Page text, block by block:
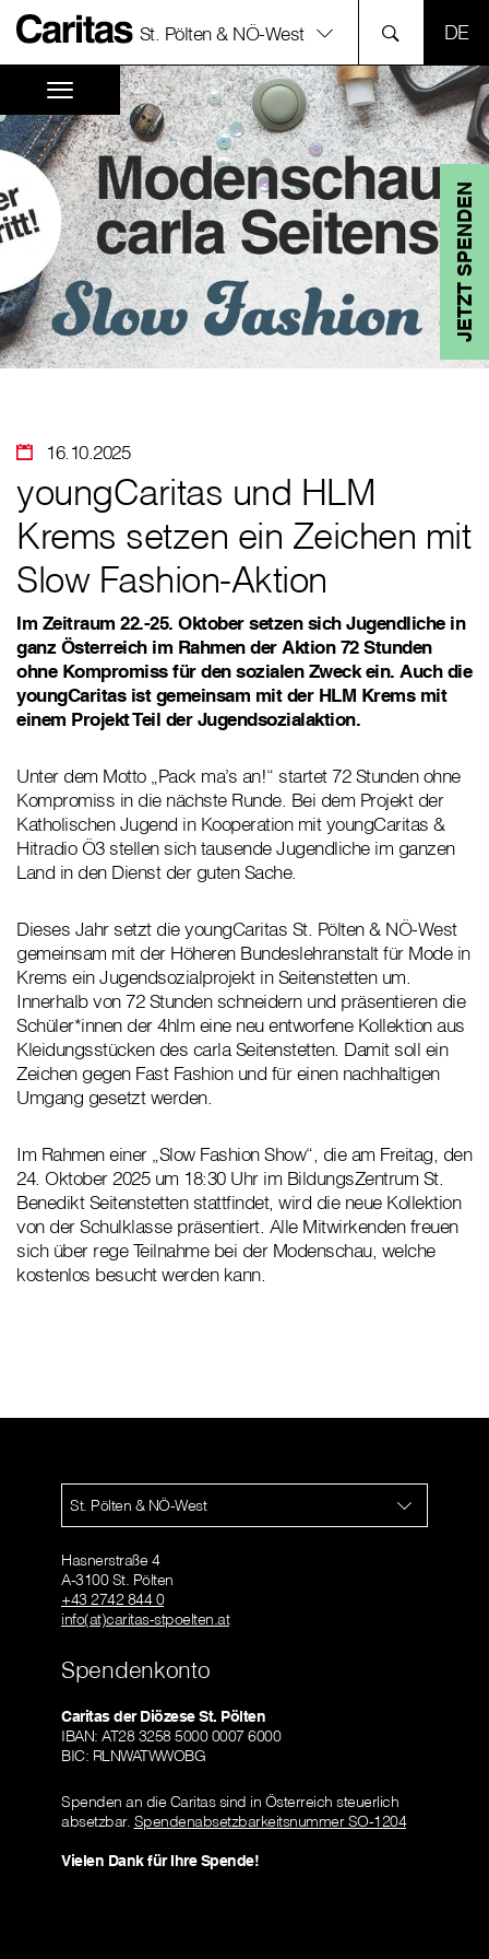
St. Pölten & NÖ-West
JETZT SPENDEN
16.10.2025
youngCaritas und HLM
Krems setzen ein Zeichen mit
Slow Fashion-Aktion
Im Zeitraum 22.-25. Oktober setzen sich Jugendliche in
ganz Österreich im Rahmen der Aktion 72 Stunden
ohne Kompromiss für den sozialen Zweck ein. Auch die
youngCaritas ist gemeinsam mit der HLM Krems mit
einem Projekt Teil der Jugendsozialaktion.
Unter dem Motto „Pack ma’s an!“ startet 72 Stunden ohne
Kompromiss in die nächste Runde. Bei dem Projekt der
Katholischen Jugend in Kooperation mit youngCaritas &
Hitradio Ö3 stellen sich tausende Jugendliche im ganzen
Land in den Dienst der guten Sache.
Dieses Jahr setzt die youngCaritas St. Pölten & NÖ-West
gemeinsam mit der Höheren Bundeslehranstalt für Mode in
Krems ein Jugendsozialprojekt in Seitenstetten um.
Innerhalb von 72 Stunden schneidern und präsentieren die
Schüler*innen der 4hlm eine neu entworfene Kollektion aus
Kleidungsstücken des carla Seitenstetten. Damit soll ein
Zeichen gegen Fast Fashion und für einen nachhaltigen
Umgang gesetzt werden.
Im Rahmen einer „Slow Fashion Show“, die am Freitag, den
24. Oktober 2025 um 18:30 Uhr im BildungsZentrum St.
Benedikt Seitenstetten stattfindet, wird die neue Kollektion
von der Schulklasse präsentiert. Alle Mitwirkenden freuen
sich über rege Teilnahme bei der Modenschau, welche
kostenlos besucht werden kann.
St. Pölten & NÖ-West
Hasnerstraße 4
A-3100 St. Pölten
+43 2742 844 0
info(at)caritas-stpoelten.at
Spendenkonto
Caritas der Diözese St. Pölten
IBAN: AT28 3258 5000 0007 6000
BIC: RLNWATWWOBG
Spenden an die Caritas sind in Österreich steuerlich
absetzbar. Spendenabsetzbarkeitsnummer SO-1204
Vielen Dank für Ihre Spende!